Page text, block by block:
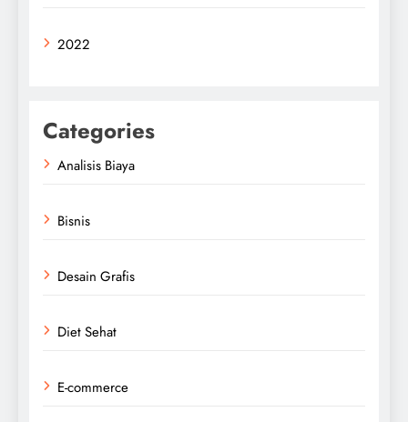
2022
Categories
Analisis Biaya
Bisnis
Desain Grafis
Diet Sehat
E-commerce